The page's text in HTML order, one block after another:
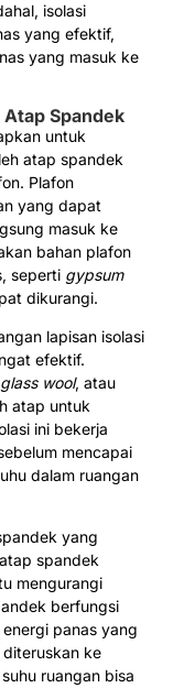
isolasi
yang efektif,
yang masuk ke
Spandek
untuk
atap spandek
Plafon
yang dapat
masuk ke
bahan plafon
seperti gypsum
dikurangi.
lapisan isolasi
efektif.
glass wool, atau
atap untuk
ini bekerja
mencapai
dalam ruangan
yang
spandek
mengurangi
berfungsi
panas yang
ke
ruangan bisa